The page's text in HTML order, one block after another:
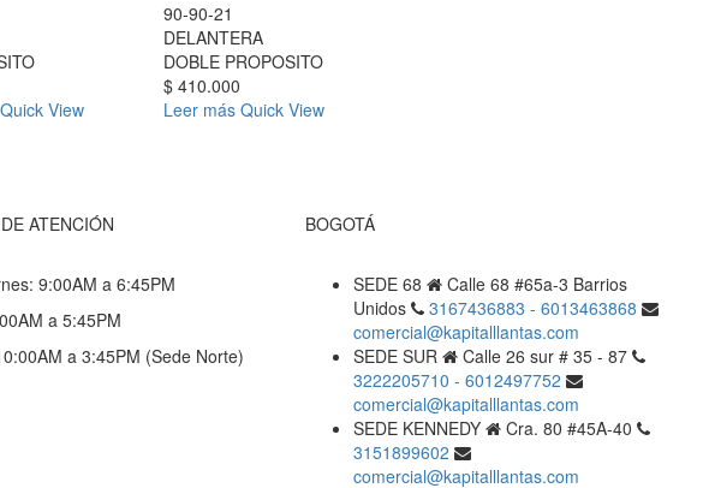
Quick View
90-90-21
DELANTERA
DOBLE PROPOSITO
$410.000
Leer más Quick View
ATENCIÓN
9:00AM a 6:45PM
a 5:45PM
a 3:45PM (Sede Norte)
BOGOTÁ
SEDE 68
Calle 68 #65a-3 Barrios
Unidos
3167436883 - 6013463868
comercial@kapitalllantas.com
SEDE SUR
Calle 26 sur # 35 - 87
3222205710 - 6012497752
comercial@kapitalllantas.com
SEDE KENNEDY
Cra. 80 #45A-40
3151899602
comercial@kapitalllantas.com